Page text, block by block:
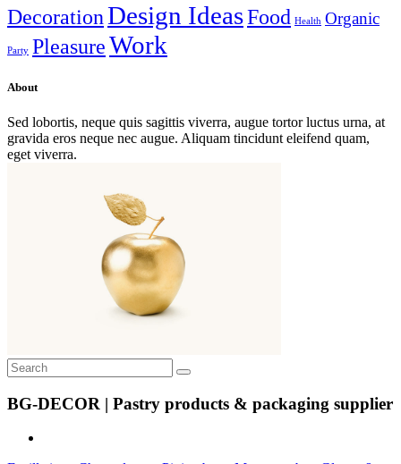
DecorationDesign IdeasFood Health Organic
Party PleasureWork
About
Sed lobortis, neque quis sagittis viverra, augue tortor luctus urna, at
gravida eros neque nec augue. Aliquam tincidunt eleifend quam,
eget viverra.
Search
for:
BG-DECOR | Pastry products & packaging supplier